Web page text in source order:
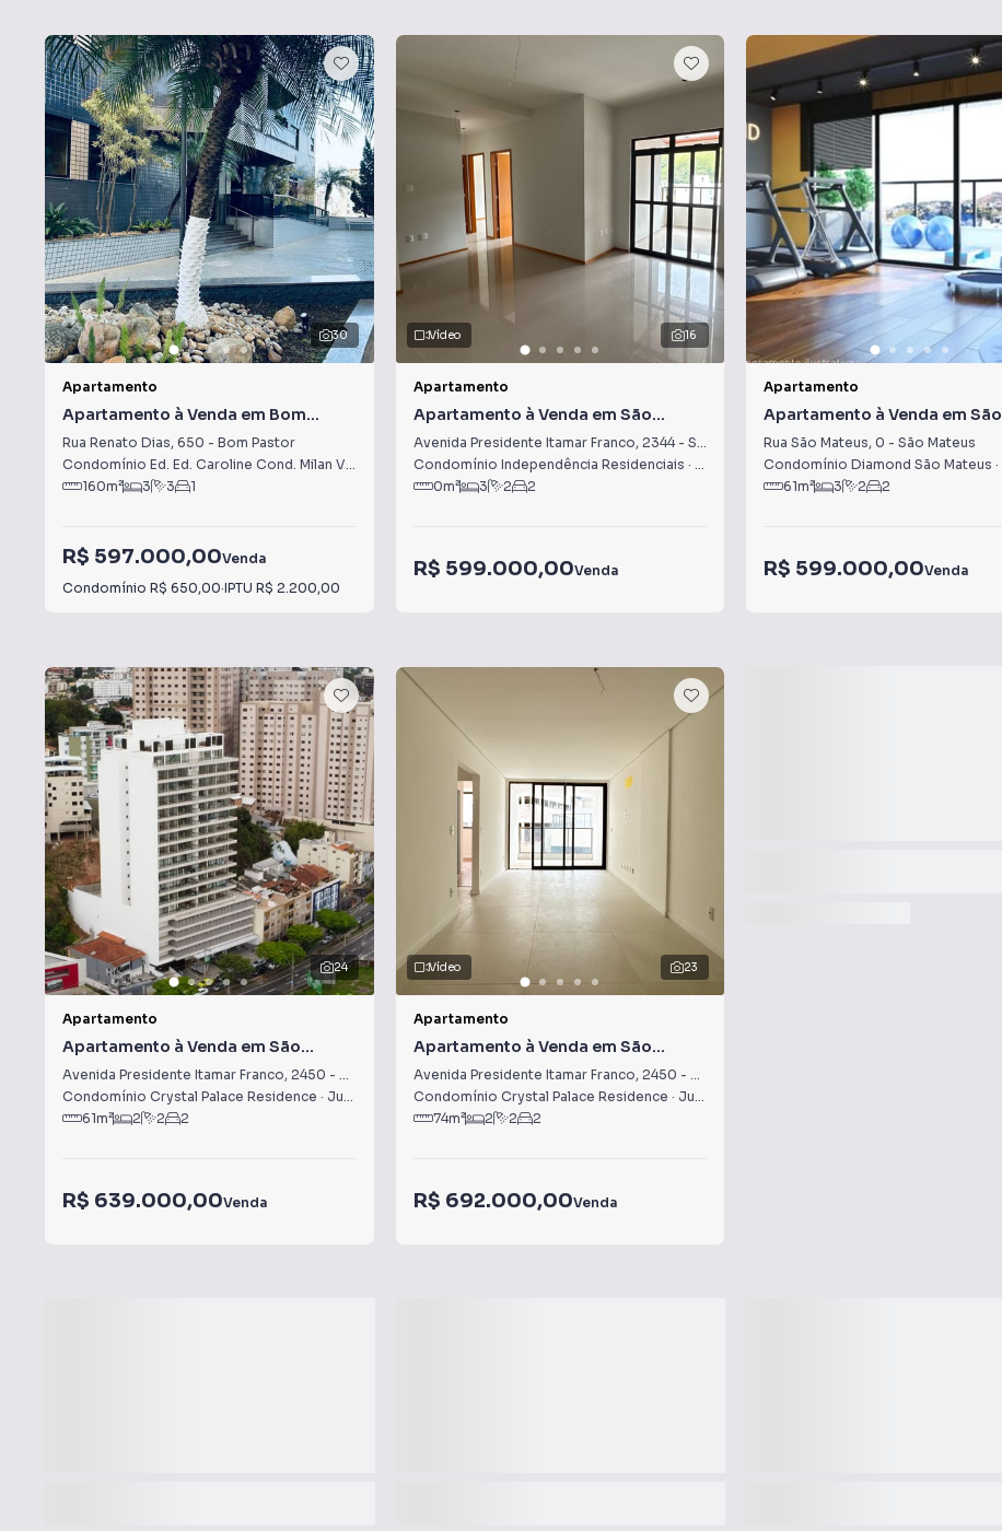
30
Apartamento
Apartamento à Venda em Bom
Pastor
Rua Renato Dias, 650 - Bom Pastor
Condomínio Ed. Ed. Caroline Cond. Milan Vilage
Juiz de Fora,MG
160m² 3 3 1
R$ 597.000,00Venda
Condomínio R$ 650,00·IPTU R$ 2.200,00
16
Vídeo
Apartamento
Apartamento à Venda em São
Mateus
Avenida Presidente Itamar Franco, 2344- São Mateus
Condomínio Independência Residenciais · Juiz de Fora,MG
0m² 3 2 2
R$ 599.000,00Venda
Apartamento
Apartamento à Venda em São
Mateus
Rua São Mateus, 0 - São Mateus
Condomínio Diamond São Mateus ·
61m² 3 2 2
R$ 599.000,00Venda
24
Apartamento
Apartamento à Venda em São
Mateus
Avenida Presidente Itamar Franco, 2450 - São Mateus
Condomínio Crystal Palace Residence · Juiz de Fora
MG
61m² 2 2 2
R$ 639.000,00Venda
23
Vídeo
Apartamento
Apartamento à Venda em São
Mateus
Avenida Presidente Itamar Franco, 2450 - São Mateus
Condomínio Crystal Palace Residence · Juiz de Fora
74m² 2 2 2
R$ 692.000,00Venda